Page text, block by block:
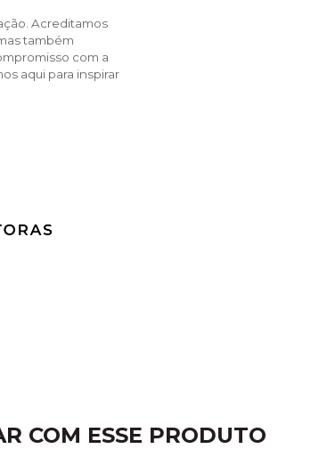
Acreditamos
também
com a
aqui para inspirar
COM ESSE PRODUTO